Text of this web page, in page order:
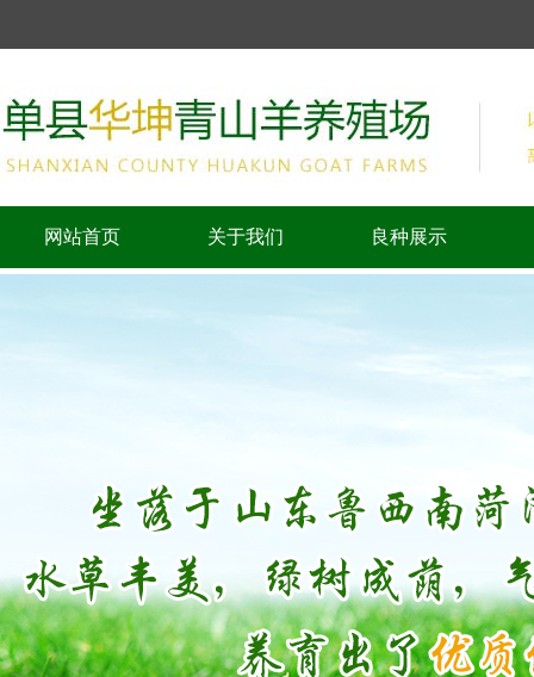
网站首页 关于我们 良种展示